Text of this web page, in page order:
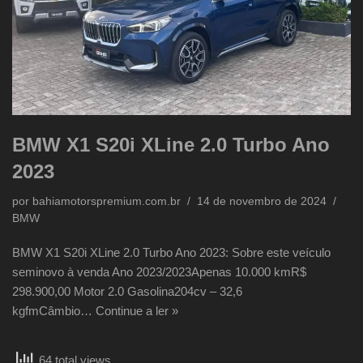
BMW X1 S20i XLine 2.0 Turbo Ano
2023
por bahiamotorspremium.com.br
14 de novembro de 2024
BMW
BMW X1 S20i XLine 2.0 Turbo Ano 2023: Sobre este veículo
seminovo à venda Ano 2023/2023Apenas 10.000 kmR$
298.900,00 Motor 2.0 Gasolina204cv – 32,6
kgfmCâmbio… Continue a ler »